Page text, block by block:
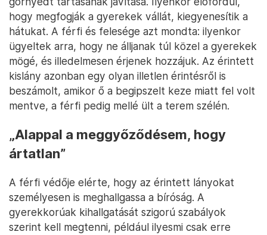
hogy megfogják a gyerekek vállát, kiegyenesítik a
hátukat. A férfi és felesége azt mondta: ilyenkor
ügyeltek arra, hogy ne álljanak túl közel a gyerekek
mögé, és illedelmesen érjenek hozzájuk. Az érintett
kislány azonban egy olyan illetlen érintésről is
beszámolt, amikor ő a begipszelt keze miatt fel volt
mentve, a férfi pedig mellé ült a terem szélén.
„Alappal a meggyőződésem, hogy
ártatlan”
A férfi védője elérte, hogy az érintett lányokat
személyesen is meghallgassa a bíróság. A
gyerekkorúak kihallgatását szigorú szabályok
szerint kell megtenni, például ilyesmi csak erre